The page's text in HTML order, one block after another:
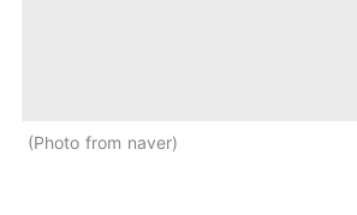
Photo from naver